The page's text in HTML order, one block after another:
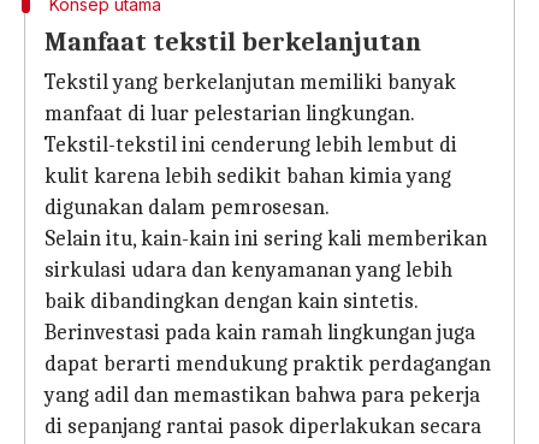
Konsep utama
Manfaat tekstil berkelanjutan
Tekstil yang berkelanjutan memiliki banyak
manfaat di luar pelestarian lingkungan.
Tekstil-tekstil ini cenderung lebih lembut di
kulit karena lebih sedikit bahan kimia yang
digunakan dalam pemrosesan.
Selain itu, kain-kain ini sering kali memberikan
sirkulasi udara dan kenyamanan yang lebih
baik dibandingkan dengan kain sintetis.
Berinvestasi pada kain ramah lingkungan juga
dapat berarti mendukung praktik perdagangan
yang adil dan memastikan bahwa para pekerja
di sepanjang rantai pasok diperlakukan secara